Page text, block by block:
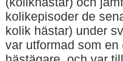
kolikepisoder de
kolik hästar) under
var utformad som